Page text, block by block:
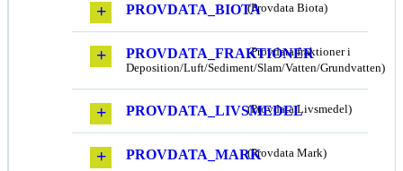
PROVDATA_BIOTA(Provdata Biota)
PROVDATA_FRAKTIONER
(Provdata fraktioner i
Deposition/Luft/Sediment/Slam/Vatten/Grundvatten)
PROVDATA_LIVSMEDEL
(Provdata Livsmedel)
PROVDATA_MARK(Provdata Mark)